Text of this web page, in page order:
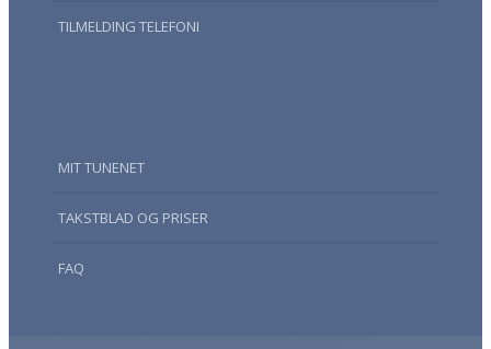
TILMELDING TELEFONI
MIT TUNENET
TAKSTBLAD OG PRISER
FAQ